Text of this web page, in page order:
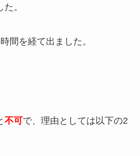
。
間を経て出ました。
不可で、理由としては以下の2